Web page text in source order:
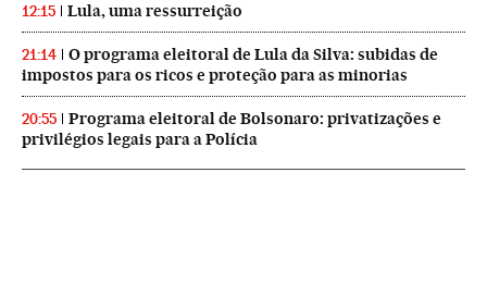
12:15 Lula, uma ressurreição
21:14
O programa eleitoral de Lula da Silva: subidas de
impostos para os ricos e proteção para as minorias
20:55
Programa eleitoral de Bolsonaro: privatizações e
privilégios legais para a Polícia